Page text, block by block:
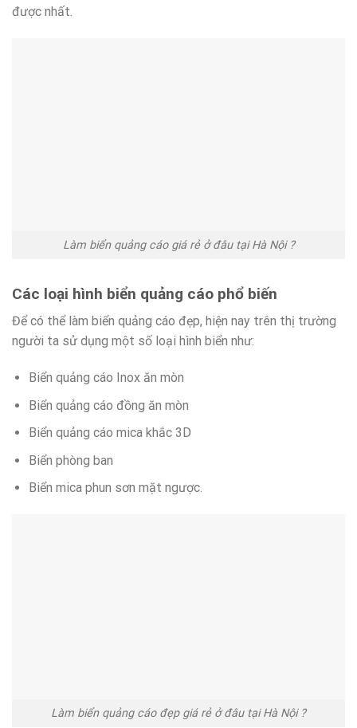
được nhất.
Làm biển quảng cáo giá rẻ ở đâu tại Hà Nội ?
Các loại hình biển quảng cáo phổ biến
Để có thể làm biển quảng cáo đẹp, hiện nay trên thị trường
người ta sử dụng một số loại hình biển như:
Biển quảng cáo Inox ăn mòn
Biển quảng cáo đồng ăn mòn
Biển quảng cáo mica khắc 3D
Biển phòng ban
Biển mica phun sơn mặt ngược.
Làm biển quảng cáo đẹp giá rẻ ở đâu tại Hà Nội ?